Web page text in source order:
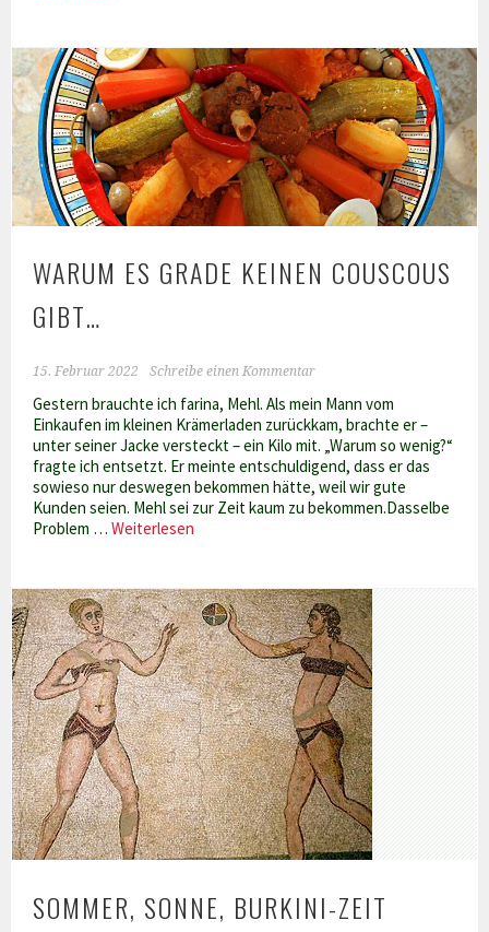
übers
Meer
WARUM ES GRADE KEINEN COUSCOUS
GIBT…
15. Februar 2022 Schreibe einen Kommentar
Gestern brauchte ich farina, Mehl. Als mein Mann vom
Einkaufen im kleinen Krämerladen zurückkam, brachte er –
unter seiner Jacke versteckt – ein Kilo mit. „Warum so wenig?“
fragte ich entsetzt. Er meinte entschuldigend, dass er das
sowieso nur deswegen bekommen hätte, weil wir gute
Kunden seien. Mehl sei zur Zeit kaum zu bekommen.Dasselbe
Problem …Weiterlesen
keinen
Couscous
gibt…
SOMMER, SONNE, BURKINI-ZEIT